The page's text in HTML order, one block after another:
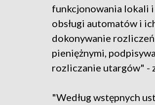
funkcjonowania lokali
obsługi automatów i
dokonywanie
pieniężnymi,
rozliczanie utargów" -
"Według wstępnych